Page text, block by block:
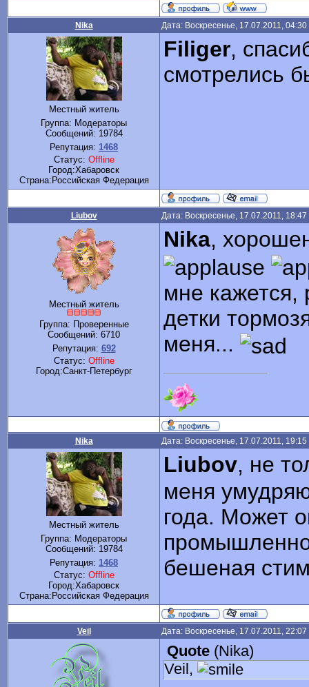
Nika Дата: Воскресенье, 17.07.2011,
Местный житель
Группа: Модераторы
Сообщений: 19784
Репутация: 1468
Статус: Offline
Город:Хабаровск
Cтрана:Российская Федерация
Filiger,
смотрелись
Liubov Дата: Воскресенье, 17.07.2011,
Местный житель
Группа: Проверенные
Сообщений: 6710
Репутация: 692
Статус: Offline
Город:Санкт-Петербург
Nika,
мне кажется,
детки
меня...
Nika Дата: Воскресенье, 17.07.2011,
Местный житель
Группа: Модераторы
Сообщений: 19784
Репутация: 1468
Статус: Offline
Город:Хабаровск
Cтрана:Российская Федерация
Liubov, не
меня
года. Может
бешеная
Veil Дата: Воскресенье, 17.07.2011,
Quote (Nika)
Veil,